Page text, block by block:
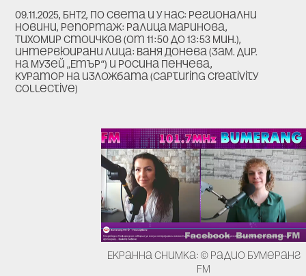
09.11.2025, БНТ2, По света и у нас: Регионални
новини, репортаж: Ралица Маринова,
Тихомир Стоичков (от 11:50 до 13:53 мин.),
интервюирани лица: Ваня Донева (зам. дир.
на музей „Етър“) и Росина Пенчева,
куратор на изложбата (Capturing Creativity
Collective)
Екранна снимка: © радио Бумеранг
FM